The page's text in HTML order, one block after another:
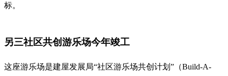
标。
另三社区共创游乐场今年竣工
这座游乐场是建屋发展局“社区游乐场共创计划”（Build-A-